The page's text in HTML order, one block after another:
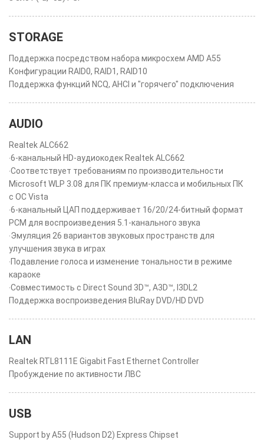
STORAGE
Поддержка посредством набора микросхем AMD A55
Конфигурации RAID0, RAID1, RAID10
Поддержка функций NCQ, AHCI и "горячего" подключения
AUDIO
Realtek ALC662
‧6-канальный HD-аудиокодек Realtek ALC662
‧Соответствует требованиям по производительности
Microsoft WLP 3.08 для ПК премиум-класса и мобильных ПК
с ОС Vista
‧6-канальный ЦАП поддерживает 16/20/24-битный формат
PCM для воспроизведения 5.1-канального звука
‧Эмуляция 26 вариантов звуковых пространств для
улучшения звука в играх
‧Подавление голоса и изменение тональности в режиме
караоке
‧Совместимость с Direct Sound 3D™, A3D™, I3DL2
Поддержка воспроизведения BluRay DVD/HD DVD
LAN
Realtek RTL8111E Gigabit Fast Ethernet Controller
Пробуждение по активности ЛВС
USB
Support by A55 (Hudson D2) Express Chipset